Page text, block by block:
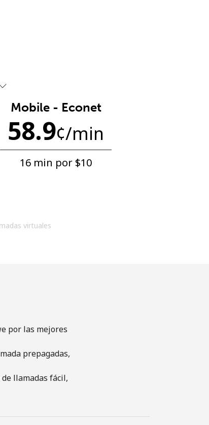
Mobile - Econet
58.9¢/min
16 min por ⁦$10⁩
virtuales
por las mejores
prepagadas,
llamadas fácil,